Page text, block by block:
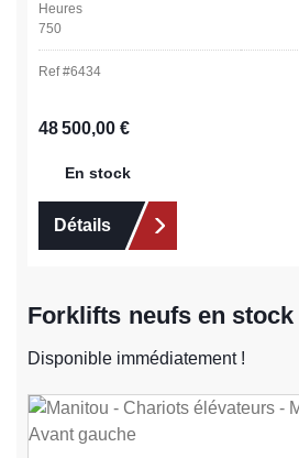
Heures
750
Ref #6434
Prix régulier :
48 500,00 €
En stock
Détails
Forklifts neufs en
Disponible immédiatement !